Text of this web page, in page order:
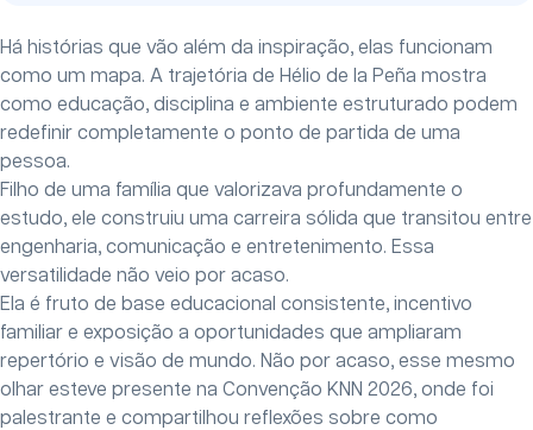
Há histórias que vão além da inspiração, elas funcionam
como um mapa. A trajetória de Hélio de la Peña mostra
como educação, disciplina e ambiente estruturado podem
redefinir completamente o ponto de partida de uma
pessoa.
Filho de uma família que valorizava profundamente o
estudo, ele construiu uma carreira sólida que transitou entre
engenharia, comunicação e entretenimento. Essa
versatilidade não veio por acaso.
Ela é fruto de base educacional consistente, incentivo
familiar e exposição a oportunidades que ampliaram
repertório e visão de mundo. Não por acaso, esse mesmo
olhar esteve presente na Convenção KNN 2026, onde foi
palestrante e compartilhou reflexões sobre como